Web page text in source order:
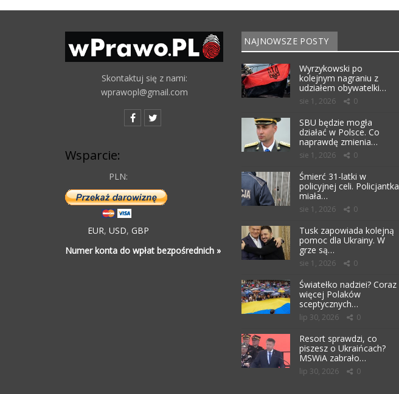
Skontaktuj się z nami:
wprawopl@gmail.com
Wsparcie:
PLN:
EUR, USD, GBP
Numer konta do wpłat bezpośrednich »
NAJNOWSZE POSTY
Wyrzykowski po
kolejnym nagraniu z
udziałem obywatelki…
sie 1, 2026 0
SBU będzie mogła
działać w Polsce. Co
naprawdę zmienia…
sie 1, 2026 0
Śmierć 31-latki w
policyjnej celi. Policjantka
miała…
sie 1, 2026 0
Tusk zapowiada kolejną
pomoc dla Ukrainy. W
grze są…
sie 1, 2026 0
Światełko nadziei? Coraz
więcej Polaków
sceptycznych…
lip 30, 2026 0
Resort sprawdzi, co
piszesz o Ukraińcach?
MSWiA zabrało…
lip 30, 2026 0